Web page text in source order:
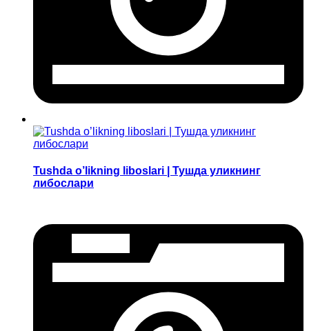
Tushda o’likning liboslari | Тушда уликнинг
либослари